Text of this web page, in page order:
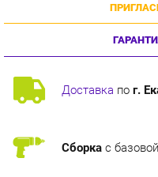
Доставкапог.